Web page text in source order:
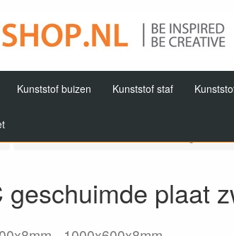
Kunststof buizen Kunststof staf
geschuimde plaat